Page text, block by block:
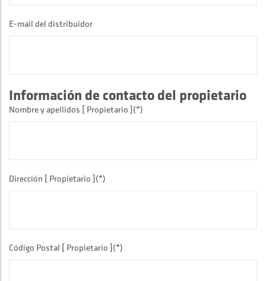
E-mail del distribuidor
Información de contacto del propietario
Nombre y apellidos [ Propietario ](*)
Dirección [ Propietario ](*)
Código Postal [ Propietario ](*)